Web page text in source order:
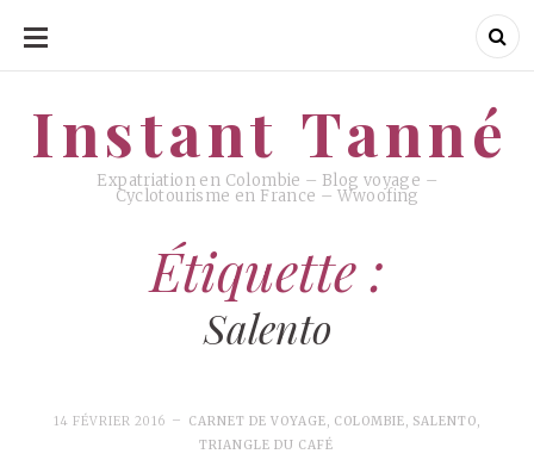
ALLER
CONTENU
Instant Tanné
Expatriation en Colombie – Blog voyage –
Cyclotourisme en France – Wwoofing
Instant Tanné
Étiquette :
Salento
14 FÉVRIER 2016 CARNET DE VOYAGE, COLOMBIE, SALENTO,
TRIANGLE DU CAFÉ